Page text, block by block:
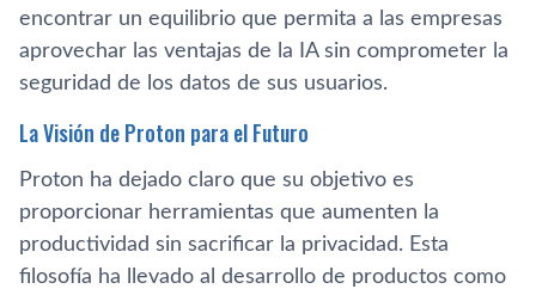
encontrar un equilibrio que permita a las empresas
aprovechar las ventajas de la IA sin comprometer la
seguridad de los datos de sus usuarios.
La Visión de Proton para el Futuro
Proton ha dejado claro que su objetivo es
proporcionar herramientas que aumenten la
productividad sin sacrificar la privacidad. Esta
filosofía ha llevado al desarrollo de productos como